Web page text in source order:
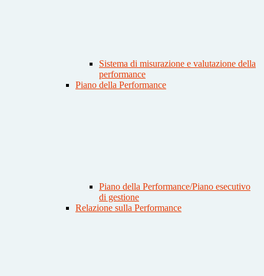
Sistema di misurazione e valutazione della
performance
Piano della Performance
Piano della Performance/Piano esecutivo
di gestione
Relazione sulla Performance